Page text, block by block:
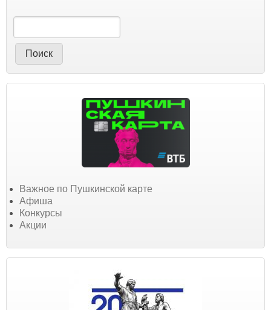
Поиск
Важное по Пушкинской карте
Афиша
Конкурсы
Акции